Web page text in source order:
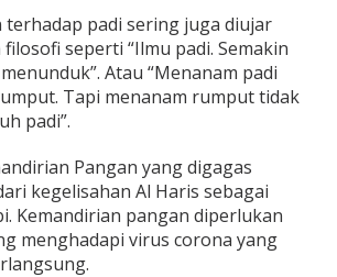
terhadap padi sering juga diujar
seperti “Ilmu padi. Semakin
Atau “Menanam padi
Tapi menanam rumput tidak
padi”.
Pangan yang digagas
kegelisahan Al Haris sebagai
Kemandirian pangan diperlukan
menghadapi virus corona yang